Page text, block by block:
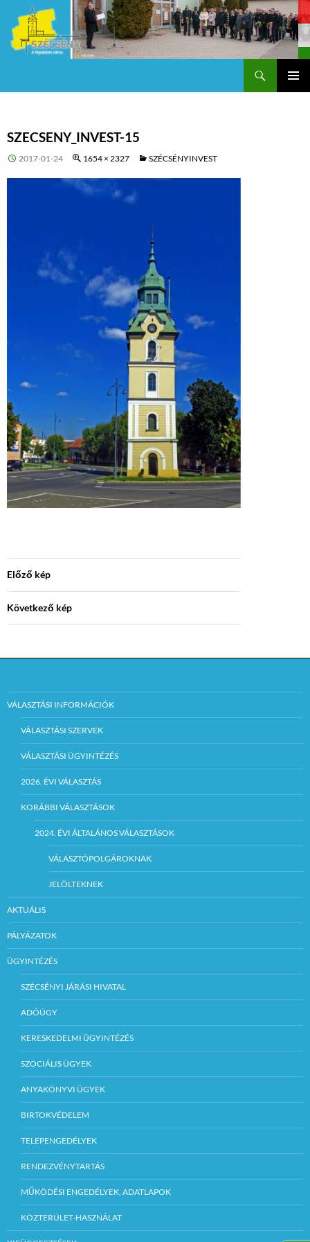
SZECSENY_INVEST-15
2017-01-24 1654 × 2327 SZÉCSÉNYINVEST
Előző kép
Következő kép
VÁLASZTÁSI INFORMÁCIÓK
VÁLASZTÁSI SZERVEK
VÁLASZTÁSI ÜGYINTÉZÉS
2026. ÉVI VÁLASZTÁS
KORÁBBI VÁLASZTÁSOK
2024. ÉVI ÁLTALÁNOS VÁLASZTÁSOK
VÁLASZTÓPOLGÁROKNAK
JELÖLTEKNEK
AKTUÁLIS
PÁLYÁZATOK
ÜGYINTÉZÉS
SZÉCSÉNYI JÁRÁSI HIVATAL
ADÓÜGY
KERESKEDELMI ÜGYINTÉZÉS
SZOCIÁLIS ÜGYEK
ANYAKÖNYVI ÜGYEK
BIRTOKVÉDELEM
TELEPENGEDÉLYEK
RENDEZVÉNYTARTÁS
MŰKÖDÉSI ENGEDÉLYEK, ADATLAPOK
KÖZTERÜLET-HASZNÁLAT